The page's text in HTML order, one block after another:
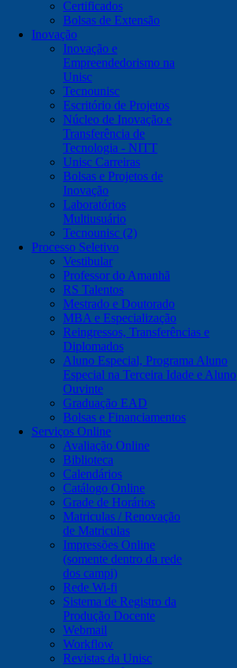
Certificados
Bolsas de Extensão
Inovação
Inovação e
Empreendedorismo na
Unisc
Tecnounisc
Escritório de Projetos
Núcleo de Inovação e
Transferência de
Tecnologia - NITT
Unisc Carreiras
Bolsas e Projetos de
Inovação
Laboratórios
Multiusuário
Tecnounisc (2)
Processo Seletivo
Vestibular
Professor do Amanhã
RS Talentos
Mestrado e Doutorado
MBA e Especialização
Reingressos, Transferências e
Diplomados
Aluno Especial, Programa Aluno
Especial na Terceira Idade e Aluno
Ouvinte
Graduação EAD
Bolsas e Financiamentos
Serviços Online
Avaliação Online
Biblioteca
Calendários
Catálogo Online
Grade de Horários
Matriculas / Renovação
de Matriculas
Impressões Online
(somente dentro da rede
dos campi)
Rede Wi-fi
Sistema de Registro da
Produção Docente
Webmail
Workflow
Revistas da Unisc